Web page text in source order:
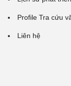
Profile Tra cứu
Liên hệ